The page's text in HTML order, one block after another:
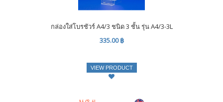
กล่องใส่โบรชัวร์ A4/3 ชนิด 3 ชั้น รุ่น A4/3-3L
335.00 ฿
VIEW PRODUCT